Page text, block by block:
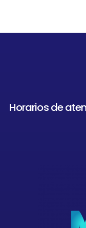
Horarios de